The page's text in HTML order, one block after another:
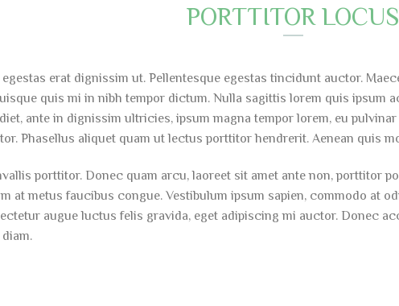
PORTTITOR LOCUS
erat dignissim ut. Pellentesque egestas tincidunt auctor.
quis mi in nibh tempor dictum. Nulla sagittis lorem quis ipsum
ante in dignissim ultricies, ipsum magna tempor lorem, eu
Phasellus aliquet quam ut lectus porttitor hendrerit. Aenean quis
porttitor. Donec quam arcu, laoreet sit amet ante non, porttitor
at metus faucibus congue. Vestibulum ipsum sapien, commodo at
augue luctus felis gravida, eget adipiscing mi auctor. Donec